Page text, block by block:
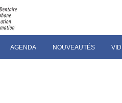
AGENDA NOUVEAUTÉS